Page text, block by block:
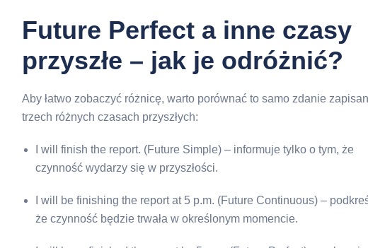
Future Perfect a inne czasy
przyszłe – jak je odróżnić?
Aby łatwo zobaczyć różnicę, warto porównać to samo zdanie
trzech różnych czasach przyszłych:
I will finish the report. (Future Simple) – informuje tylko o tym, że
czynność wydarzy się w przyszłości.
I will be finishing the report at 5 p.m. (Future Continuous) –
że czynność będzie trwała w określonym momencie.